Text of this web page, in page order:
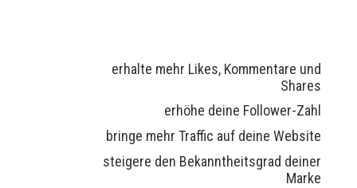
erhalte mehr Likes, Kommentare und
Shares
erhöhe deine Follower-Zahl
bringe mehr Traffic auf deine Website
steigere den Bekanntheitsgrad deiner
Marke